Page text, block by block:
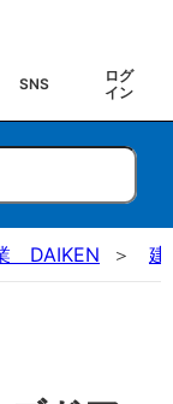
SNS
ログ
イン
DAIKEN 建